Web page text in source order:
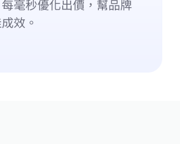
毫秒優化出價，幫品牌
效。